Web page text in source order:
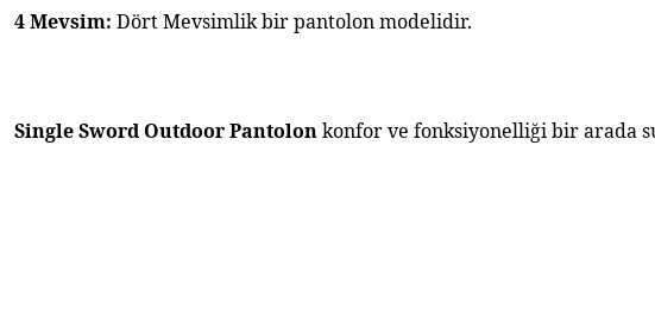
4 Mevsim: Dört Mevsimlik bir pantolon modelidir.
Single Sword Outdoor Pantolon konfor ve fonksiyonelliği bir arada